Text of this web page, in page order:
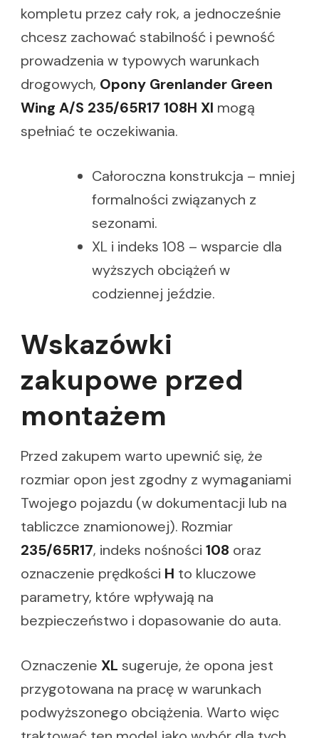
kompletu przez cały rok, a jednocześnie
chcesz zachować stabilność i pewność
prowadzenia w typowych warunkach
drogowych, Opony Grenlander Green
Wing A/S 235/65R17 108H Xl mogą
spełniać te oczekiwania.
Całoroczna konstrukcja – mniej
formalności związanych z
sezonami.
XL i indeks 108 – wsparcie dla
wyższych obciążeń w
codziennej jeździe.
Wskazówki
zakupowe przed
montażem
Przed zakupem warto upewnić się, że
rozmiar opon jest zgodny z wymaganiami
Twojego pojazdu (w dokumentacji lub na
tabliczce znamionowej). Rozmiar
235/65R17, indeks nośności 108 oraz
oznaczenie prędkości H to kluczowe
parametry, które wpływają na
bezpieczeństwo i dopasowanie do auta.
Oznaczenie XL sugeruje, że opona jest
przygotowana na pracę w warunkach
podwyższonego obciążenia. Warto więc